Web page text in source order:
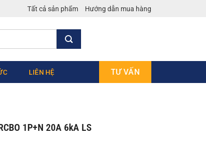
Tất cả sản phẩm Hướng dẫn mua hàng
LIÊN HỆ TƯ VẤN
1P+N 20A 6kA LS